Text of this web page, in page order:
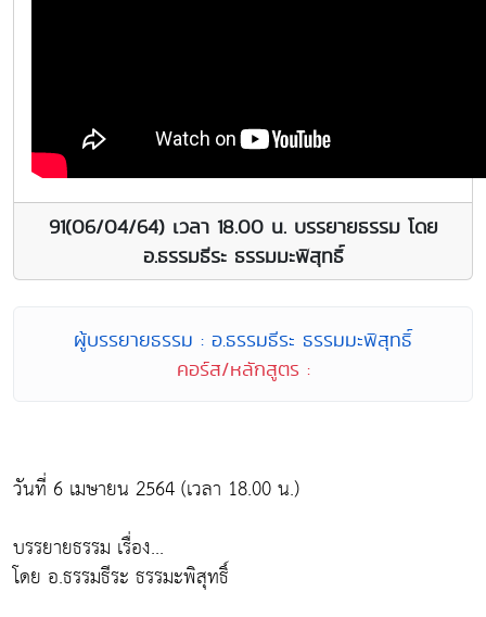
91(06/04/64) เวลา 18.00 น. บรรยายธรรม โดย
อ.ธรรมธีระ ธรรมมะพิสุทธิ์
ผู้บรรยายธรรม : อ.ธรรมธีระ ธรรมมะพิสุทธิ์
คอร์ส/หลักสูตร :
วันที่ 6 เมษายน 2564 (เวลา 18.00 น.)
บรรยายธรรม เรื่อง...
โดย อ.ธรรมธีระ ธรรมะพิสุทธิ์